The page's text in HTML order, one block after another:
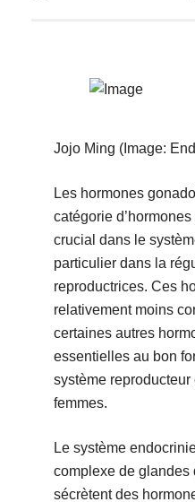
Jojo Ming (Image:
Les hormones
catégorie
crucial dans le
particulier dans la
reproductrices. Ces
relativement moins
certaines autres
essentielles au bon
système
femmes.
Le système
complexe de glandes
sécrètent des